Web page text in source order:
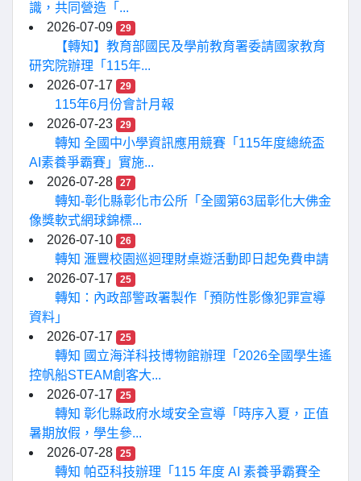
識，共同營造「...
2026-07-09
29
【轉知】教育部國民及學前教育署委請國家教育
研究院辦理「115年...
2026-07-17
29
115年6月份會計月報
2026-07-23
29
轉知 全國中小學資訊應用競賽「115年度總統盃
AI素養爭霸賽」實施...
2026-07-28
27
轉知-彰化縣彰化市公所「全國第63屆彰化大佛金
像獎軟式網球錦標...
2026-07-10
26
轉知 滙豐校園巡迴理財桌遊活動即日起免費申請
2026-07-17
25
轉知：內政部警政署製作「預防性影像犯罪宣導
資料」
2026-07-17
25
轉知 國立海洋科技博物館辦理「2026全國學生遙
控帆船STEAM創客大...
2026-07-17
25
轉知 彰化縣政府水域安全宣導「時序入夏，正值
暑期放假，學生參...
2026-07-28
25
轉知 帕亞科技辦理「115 年度 AI 素養爭霸賽全